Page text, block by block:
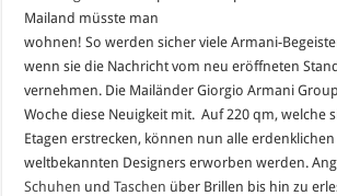
Mailand müsste man
wohnen! So werden sicher viele Armani-
wenn sie die Nachricht vom neu eröffneten
vernehmen. Die Mailänder Giorgio Armani
Woche diese Neuigkeit mit. Auf 220 qm, welche
Etagen erstrecken, können nun alle
weltbekannten Designers erworben werden.
Schuhen undTaschen über Brillen bis hin zu